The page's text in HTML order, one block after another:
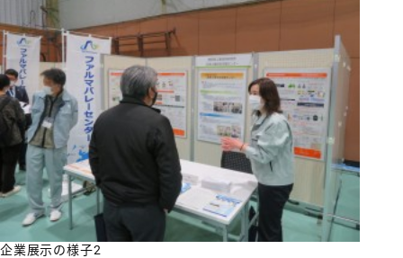
企業展示の様子2